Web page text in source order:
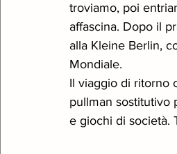
troviamo, poi
affascina. Dopo il
alla Kleine Berlin,
Mondiale.
Il viaggio di ritorno
pullman sostitutivo
e giochi di società.